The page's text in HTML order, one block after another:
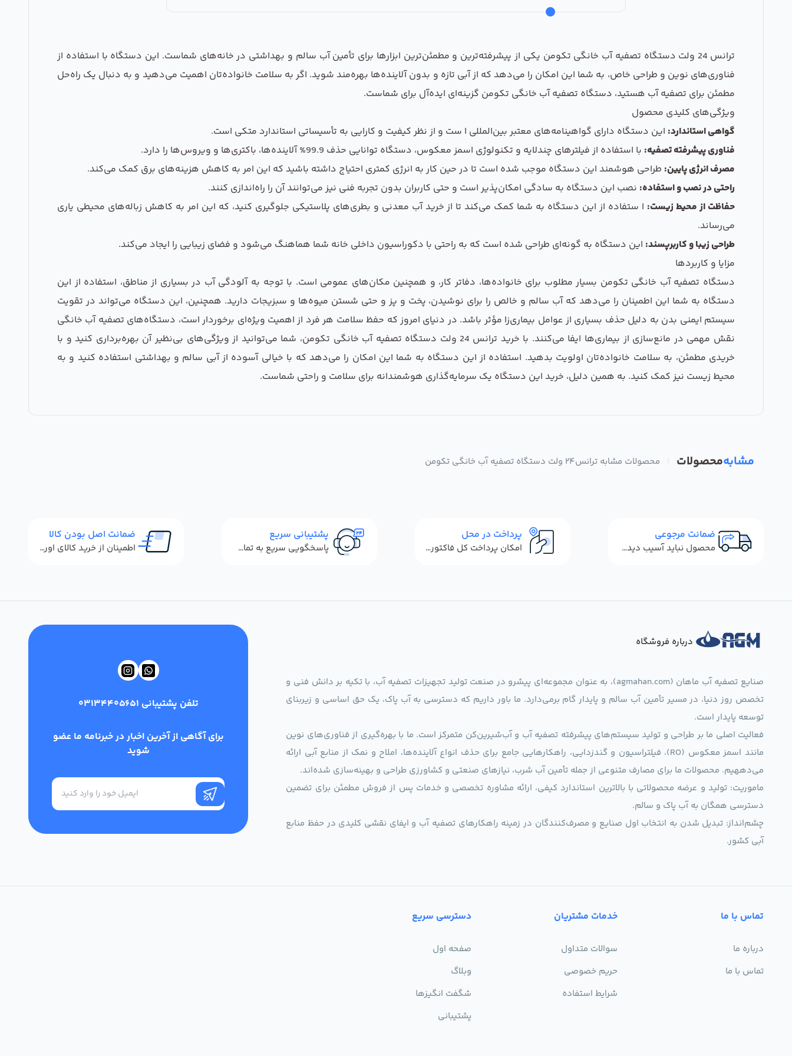
ترانس 24 ولت دستگاه تصفیه آب خانگی تکومن یکی از پیشرفته‌ترین و مطمئن‌ترین ابزارها برای تأمین آب سالم و بهداشتی در خانه‌های شماست. این دستگاه با استفاده از
فناوری‌های نوین و طراحی خاص، به شما این امکان را می‌دهد که از آبی تازه و بدون آلاینده‌ها بهره‌مند شوید. اگر به سلامت خانواده‌تان اهمیت می‌دهید و به دنبال یک راه‌حل
مطمئن برای تصفیه آب هستید، دستگاه تصفیه آب خانگی تکومن گزینه‌ای ایده‌آل برای شماست.
ویژگی‌های کلیدی محصول
گواهی استاندارد: این دستگاه دارای گواهینامه‌های معتبر بین‌المللی ا ست و از نظر کیفیت و کارایی به تأسیساتی استاندارد متکی است.
فناوری پیشرفته تصفیه: با استفاده از فیلترهای چندلایه و تکنولوژی اسمز معکوس، دستگاه توانایی حذف 99.9% آلاینده‌ها، باکتری‌ها و ویروس‌ها را دارد.
مصرف انرژی پایین: طراحی هوشمند این دستگاه موجب شده است تا در حین کار به انرژی کمتری احتیاج داشته باشید که این امر به کاهش هزینه‌های برق کمک می‌کند.
راحتی در نصب و استفاده: نصب این دستگاه به سادگی امکان‌پذیر است و حتی کاربران بدون تجربه فنی نیز می‌توانند آن را راه‌اندازی کنند.
حفاظت از محیط زیست: ا ستفاده از این دستگاه به شما کمک می‌کند تا از خرید آب معدنی و بطری‌های پلاستیکی جلوگیری کنید، که این امر به کاهش زباله‌های محیطی یاری
می‌رساند.
طراحی زیبا و کاربرپسند: این دستگاه به گونه‌ای طراحی شده است که به راحتی با دکوراسیون داخلی خانه شما هماهنگ می‌شود و فضای زیبایی را ایجاد می‌کند.
مزایا و کاربردها
دستگاه تصفیه آب خانگی تکومن بسیار مطلوب برای خانواده‌ها، دفاتر کار، و همچنین مکان‌های عمومی است. با توجه به آلودگی آب در بسیاری از مناطق، استفاده از این
دستگاه به شما این اطمینان را می‌دهد که آب سالم و خالص را برای نوشیدن، پخت و پز و حتی شستن میوه‌ها و سبزیجات دارید. همچنین، این دستگاه می‌تواند در تقویت
سیستم ایمنی بدن به دلیل حذف بسیاری از عوامل بیماری‌زا مؤثر باشد. در دنیای امروز که حفظ سلامت هر فرد از اهمیت ویژه‌ای برخوردار است، دستگاه‌های تصفیه آب خانگی
نقش مهمی در مانع‌سازی از بیماری‌ها ایفا می‌کنند. با خرید ترانس 24 ولت دستگاه تصفیه آب خانگی تکومن، شما می‌توانید از ویژگی‌های بی‌نظیر آن بهره‌برداری کنید و با
خریدی مطمئن، به سلامت خانواده‌تان اولویت بدهید. استفاده از این دستگاه به شما این امکان را می‌دهد که با خیالی آسوده از آبی سالم و بهداشتی استفاده کنید و به
محیط زیست نیز کمک کنید. به همین دلیل، خرید این دستگاه یک سرمایه‌گذاری هوشمندانه‌ برای سلامت و راحتی شماست.
مشابهمحصولات محصولات مشابه ترانس24 ولت دستگاه تصفیه آب خانگی تکومن
ضمانت مرجوعی
محصول نباید آسیب دیده باشد
پرداخت در محل
امکان پرداخت کل فاکتور در محل
پشتیبانی سریع
پاسخگویی سریع به تماس‌ها و پیام‌ها
ضمانت اصل بودن کالا
اطمینان از خرید کالای اورجینال
درباره فروشگاه
صنایع تصفیه آب ماهان (agmahan.com)، به عنوان مجموعه‌ای پیشرو در صنعت تولید تجهیزات تصفیه آب، با تکیه بر دانش فنی و
تخصص روز دنیا، در مسیر تأمین آب سالم و پایدار گام برمی‌دارد. ما باور داریم که دسترسی به آب پاک، یک حق اساسی و زیربنای
توسعه پایدار است.
فعالیت اصلی ما بر طراحی و تولید سیستم‌های پیشرفته تصفیه آب و آب‌شیرین‌کن متمرکز است. ما با بهره‌گیری از فناوری‌های نوین
مانند اسمز معکوس (RO)، فیلتراسیون و گندزدایی، راهکارهایی جامع برای حذف انواع آلاینده‌ها، املاح و نمک از منابع آبی ارائه
می‌دههیم. محصولات ما برای مصارف متنوعی از جمله تأمین آب شرب، نیازهای صنعتی و کشاورزی طراحی و بهینه‌سازی شده‌اند.
ماموریت: تولید و عرضه محصولاتی با بالاترین استاندارد کیفی، ارائه مشاوره تخصصی و خدمات پس از فروش مطمئن برای تضمین
دسترسی همگان به آب پاک و سالم.
چشم‌انداز: تبدیل شدن به انتخاب اول صنایع و مصرف‌کنندگان در زمینه راهکارهای تصفیه آب و ایفای نقشی کلیدی در حفظ منابع
آبی کشور.
تلفن پشتیبانی 03134405651
برای آگاهی از آخرین اخبار در خبرنامه ما عضو
شوید
تماس با ما
درباره ما
تماس با ما
خدمات مشتریان
سوالات متداول
حریم خصوصی
شرایط استفاده
دسترسی سریع
صفحه اول
وبلاگ
شگفت انگیزها
پشتیبانی